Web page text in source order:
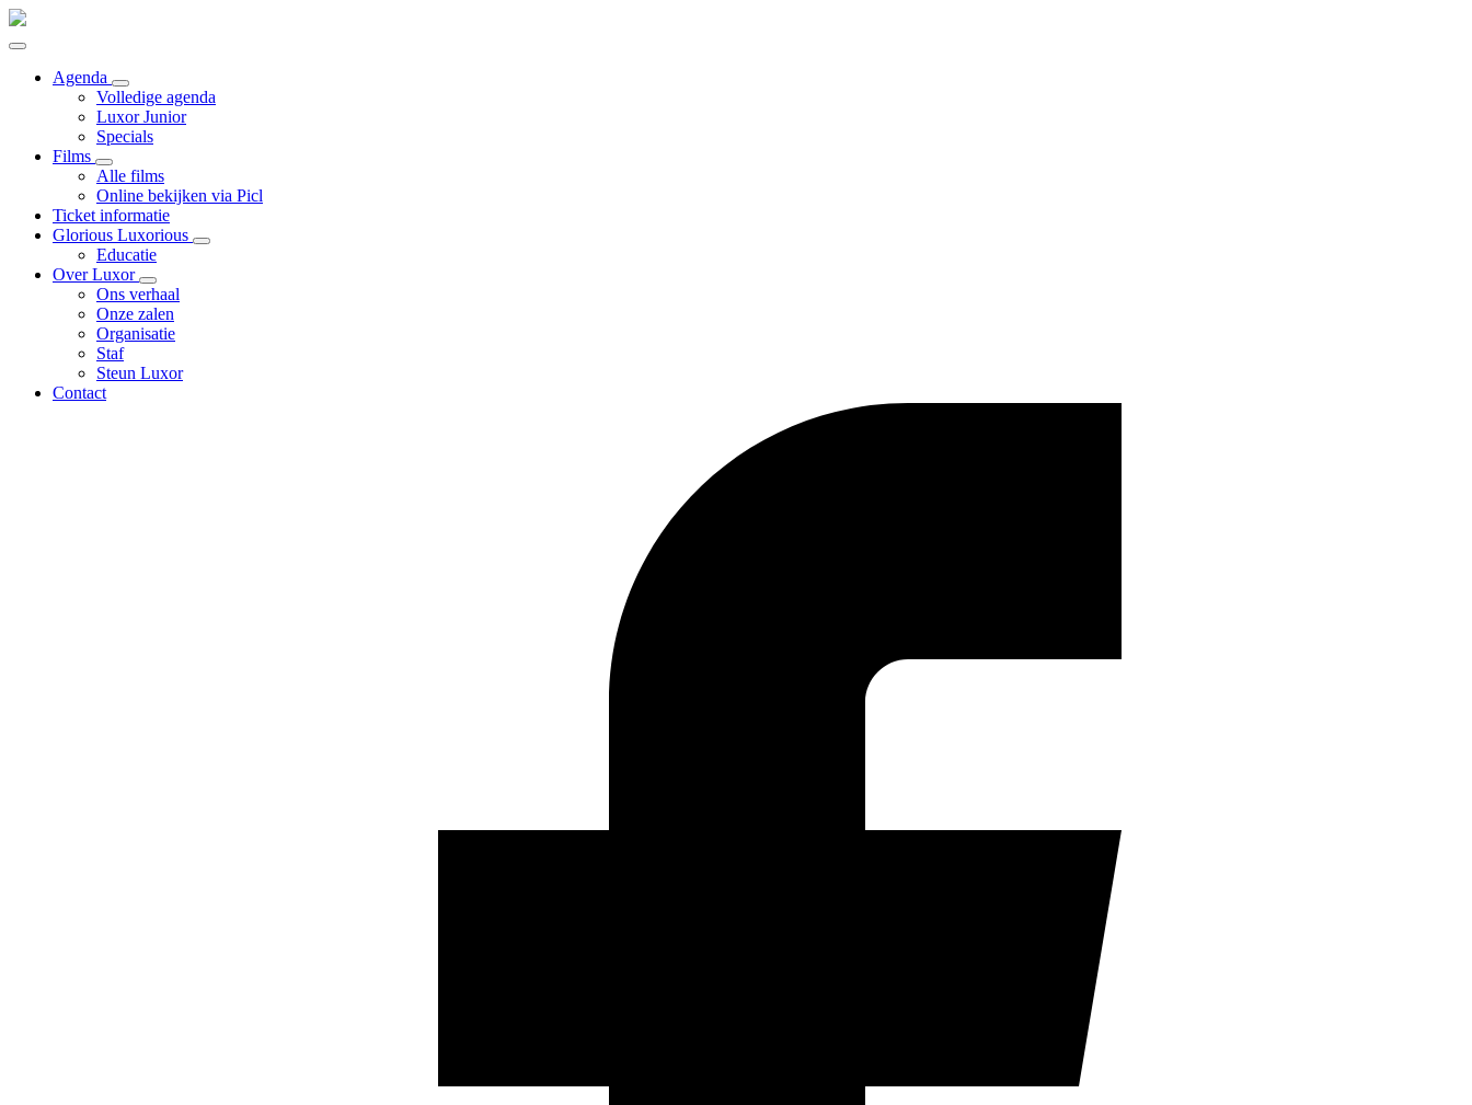
Agenda
Volledige agenda
Luxor Junior
Specials
Films
Alle films
Online bekijken via Picl
Ticket informatie
Glorious Luxorious
Educatie
Over Luxor
Ons verhaal
Onze zalen
Organisatie
Staf
Steun Luxor
Contact